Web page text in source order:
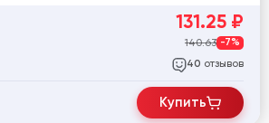
131.25 ₽
140.63 -7%
40 отзывов
Купить